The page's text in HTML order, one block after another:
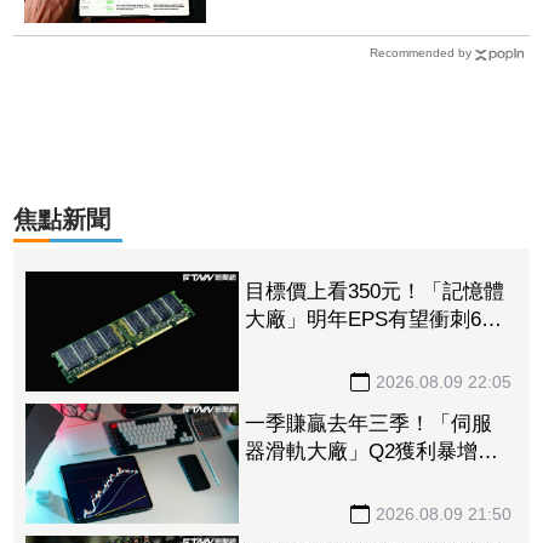
Recommended by
焦點新聞
目標價上看350元！「記憶體
大廠」明年EPS有望衝刺6股
揚推升營收、獲利2026.08.09 22:05
一季賺贏去年三季！「伺服
器滑軌大廠」Q2獲利暴增
2026.08.09 21:50